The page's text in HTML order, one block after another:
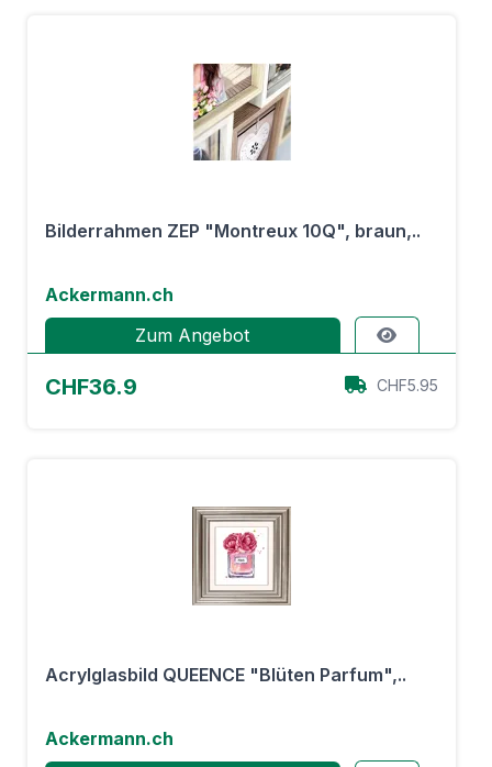
Bilderrahmen ZEP "Montreux 10Q", braun,..
Ackermann.ch
Zum Angebot
CHF36.9 CHF5.95
Acrylglasbild QUEENCE "Blüten Parfum",..
Ackermann.ch